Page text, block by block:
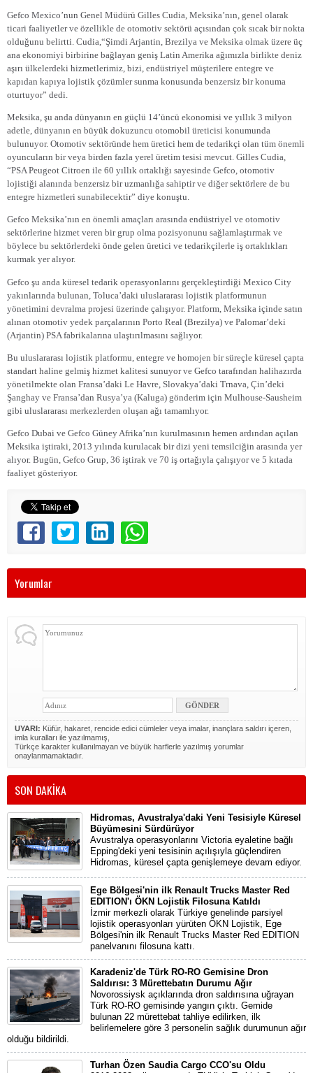
Gefco Mexico’nun Genel Müdürü Gilles Cudia, Meksika’nın, genel olarak
ticari faaliyetler ve özellikle de otomotiv sektörü açısından çok sıcak bir nokta
olduğunu belirtti. Cudia,“Şimdi Arjantin, Brezilya ve Meksika olmak üzere üç
ana ekonomiyi birbirine bağlayan geniş Latin Amerika ağımızla birlikte deniz
aşırı ülkelerdeki hizmetlerimiz, bizi, endüstriyel müşterilere entegre ve
kapıdan kapıya lojistik çözümler sunma konusunda benzersiz bir konuma
oturtuyor” dedi.
Meksika, şu anda dünyanın en güçlü 14’üncü ekonomisi ve yıllık 3 milyon
adetle, dünyanın en büyük dokuzuncu otomobil üreticisi konumunda
bulunuyor. Otomotiv sektöründe hem üretici hem de tedarikçi olan tüm önemli
oyuncuların bir veya birden fazla yerel üretim tesisi mevcut. Gilles Cudia,
“PSA Peugeot Citroen ile 60 yıllık ortaklığı sayesinde Gefco, otomotiv
lojistiği alanında benzersiz bir uzmanlığa sahiptir ve diğer sektörlere de bu
entegre hizmetleri sunabilecektir” diye konuştu.
Gefco Meksika’nın en önemli amaçları arasında endüstriyel ve otomotiv
sektörlerine hizmet veren bir grup olma pozisyonunu sağlamlaştırmak ve
böylece bu sektörlerdeki önde gelen üretici ve tedarikçilerle iş ortaklıkları
kurmak yer alıyor.
Gefco şu anda küresel tedarik operasyonlarını gerçekleştirdiği Mexico City
yakınlarında bulunan, Toluca’daki uluslararası lojistik platformunun
yönetimini devralma projesi üzerinde çalışıyor. Platform, Meksika içinde satın
alınan otomotiv yedek parçalarının Porto Real (Brezilya) ve Palomar’deki
(Arjantin) PSA fabrikalarına ulaştırılmasını sağlıyor.
Bu uluslararası lojistik platformu, entegre ve homojen bir süreçle küresel çapta
standart haline gelmiş hizmet kalitesi sunuyor ve Gefco tarafından halihazırda
yönetilmekte olan Fransa’daki Le Havre, Slovakya’daki Trnava, Çin’deki
Şanghay ve Fransa’dan Rusya’ya (Kaluga) gönderim için Mulhouse-Sausheim
gibi uluslararası merkezlerden oluşan ağı tamamlıyor.
Gefco Dubai ve Gefco Güney Afrika’nın kurulmasının hemen ardından açılan
Meksika iştiraki, 2013 yılında kurulacak bir dizi yeni temsilciğin arasında yer
alıyor. Bugün, Gefco Grup, 36 iştirak ve 70 iş ortağıyla çalışıyor ve 5 kıtada
faaliyet gösteriyor.
Yorumlar
UYARI: Küfür, hakaret, rencide edici cümleler veya imalar, inançlara saldırı içeren,
imla kuralları ile yazılmamış,
Türkçe karakter kullanılmayan ve büyük harflerle yazılmış yorumlar
onaylanmamaktadır.
SON DAKİKA
Hidromas, Avustralya'daki Yeni Tesisiyle Küresel
Büyümesini Sürdürüyor
Avustralya operasyonlarını Victoria eyaletine bağlı
Epping'deki yeni tesisinin açılışıyla güçlendiren
Hidromas, küresel çapta genişlemeye devam ediyor.
Ege Bölgesi'nin ilk Renault Trucks Master Red
EDITION'ı ÖKN Lojistik Filosuna Katıldı
İzmir merkezli olarak Türkiye genelinde parsiyel
lojistik operasyonları yürüten ÖKN Lojistik, Ege
Bölgesi'nin ilk Renault Trucks Master Red EDITION
panelvanını filosuna kattı.
Karadeniz'de Türk RO-RO Gemisine Dron
Saldırısı: 3 Mürettebatın Durumu Ağır
Novorossiysk açıklarında dron saldırısına uğrayan
Türk RO-RO gemisinde yangın çıktı. Gemide
bulunan 22 mürettebat tahliye edilirken, ilk
belirlemelere göre 3 personelin sağlık durumunun ağır
olduğu bildirildi.
Turhan Özen Saudia Cargo CCO'su Oldu